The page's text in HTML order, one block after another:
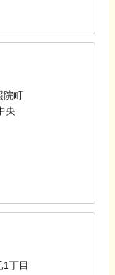
町
央
1丁目